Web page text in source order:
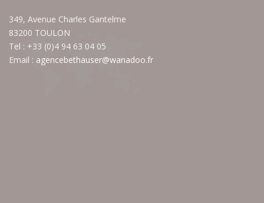
349, Avenue Charles Gantelme
83200 TOULON
Tel : +33 (0)4 94 63 04 05
Email : agencebethauser@wanadoo.fr